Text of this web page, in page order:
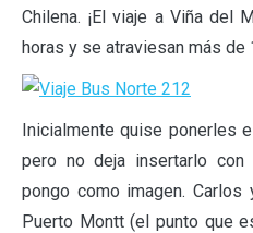
Chilena. ¡El viaje a Viña del
horas y se atraviesan más
Inicialmente quise ponerles
pero no deja insertarlo
pongo como imagen.
Puerto Montt (el punto que